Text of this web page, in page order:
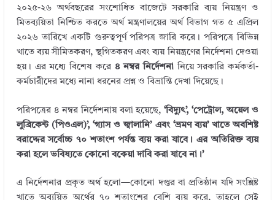
m
bl
r
k
e
dI
n
it
te
r
e
b
o
o
ar
e
২০২৫-২৬ অর্থবছরের সংশোধিত বাজেটে সরকারি ব্যয় নিয়ন্ত্রণ ও
মিতব্যয়িতা নিশ্চিত করতে অর্থ মন্ত্রণালয়ের অর্থ বিভাগ গত ৫ এপ্রিল
২০২৬ তারিখে একটি গুরুত্বপূর্ণ পরিপত্র জারি করে। পরিপত্রে বিভিন্ন
খাতে ব্যয় সীমিতকরণ, স্থগিতকরণ এবং ব্যয় নিয়ন্ত্রণের নির্দেশনা দেওয়া
হয়। এর মধ্যে বিশেষ করে ৪ নম্বর নির্দেশনানিয়ে সরকারি কর্মকর্তা-
কর্মচারীদের মধ্যে নানা ধরনের প্রশ্ন ও বিভ্রান্তি দেখা দিয়েছে।
পরিপত্রের ৪ নম্বর নির্দেশনায় বলা হয়েছে,‘বিদ্যুৎ’, ‘পেট্রোল, অয়েল ও
লুব্রিকেন্ট (পিওএল)’, ‘গ্যাস ও জ্বালানি’ এবং ‘ভ্রমণ ব্যয়’ খাতে অবশিষ্ট
বরাদ্দের সর্বোচ্চ ৭০ শতাংশ পর্যন্ত ব্যয় করা যাবে। এর অতিরিক্ত ব্যয়
করা হলে ভবিষ্যতে কোনো বকেয়া দাবি করা যাবে না।’
এ নির্দেশনার প্রকৃত অর্থ হলো—কোনো দপ্তর বা প্রতিষ্ঠান যদি সংশ্লিষ্ট
খাতে অব্যয়িত অর্থের ৭০ শতাংশের বেশি ব্যয় করে, তাহলে সেই